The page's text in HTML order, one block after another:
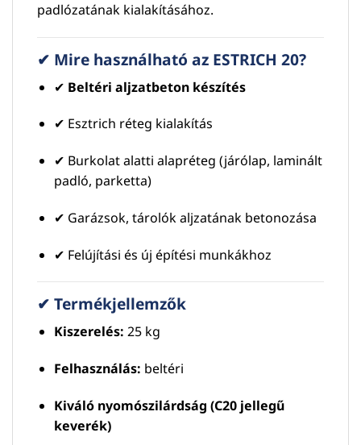
padlózatának kialakításához.
✔ Mire használható az ESTRICH 20?
✔ Beltéri aljzatbeton készítés
✔ Esztrich réteg kialakítás
✔ Burkolat alatti alapréteg (járólap, laminált
padló, parketta)
✔ Garázsok, tárolók aljzatának betonozása
✔ Felújítási és új építési munkákhoz
✔ Termékjellemzők
Kiszerelés: 25 kg
Felhasználás: beltéri
Kiváló nyomószilárdság (C20 jellegű
keverék)